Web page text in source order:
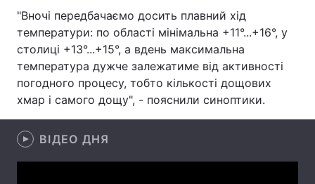
Здоров'я
Цікавинки Погода
Екологія Регіони
Лонгріди
Відео з Youtube
"Вночі передбачаємо досить плавний хід
температури: по області мінімальна +11°...+16°, у
столиці +13°...+15°, а вдень максимальна
температура дужче залежатиме від активності
погодного процесу, тобто кількості дощових
хмар і самого дощу", - пояснили синоптики.
ВІДЕО ДНЯ